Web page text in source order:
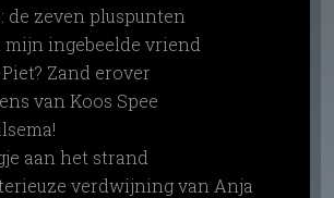
de zeven pluspunten
mijn ingebeelde vriend
Zand erover
van Koos Spee
aan het strand
verdwijning van Anja